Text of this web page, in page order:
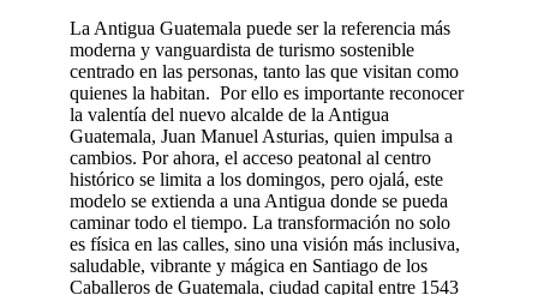
La Antigua Guatemala puede ser la referencia más
moderna y vanguardista de turismo sostenible
centrado en las personas, tanto las que visitan como
quienes la habitan. Por ello es importante reconocer
la valentía del nuevo alcalde de la Antigua
Guatemala, Juan Manuel Asturias, quien impulsa a
cambios. Por ahora, el acceso peatonal al centro
histórico se limita a los domingos, pero ojalá, este
modelo se extienda a una Antigua donde se pueda
caminar todo el tiempo. La transformación no solo
es física en las calles, sino una visión más inclusiva,
saludable, vibrante y mágica en Santiago de los
Caballeros de Guatemala, ciudad capital entre 1543